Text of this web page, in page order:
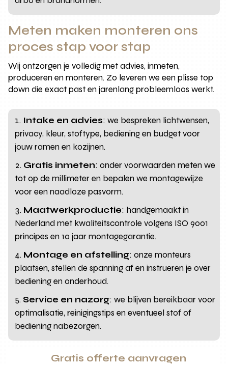
Meten maken monteren ons
proces stap voor stap
Wij ontzorgen je volledig met advies, inmeten,
produceren en monteren. Zo leveren we een plisse top
down die exact past en jarenlang probleemloos werkt.
Intake en advies: we bespreken lichtwensen,
privacy, kleur, stoftype, bediening en budget voor
jouw ramen en kozijnen.
Gratis inmeten: onder voorwaarden meten we
tot op de millimeter en bepalen we montagewijze
voor een naadloze pasvorm.
Maatwerkproductie: handgemaakt in
Nederland met kwaliteitscontrole volgens ISO 9001
principes en 10 jaar montagegarantie.
Montage en afstelling: onze monteurs
plaatsen, stellen de spanning af en instrueren je over
bediening en onderhoud.
Service en nazorg: we blijven bereikbaar voor
optimalisatie, reinigingstips en eventueel stof of
bediening nabezorgen.
Gratis offerte aanvragen